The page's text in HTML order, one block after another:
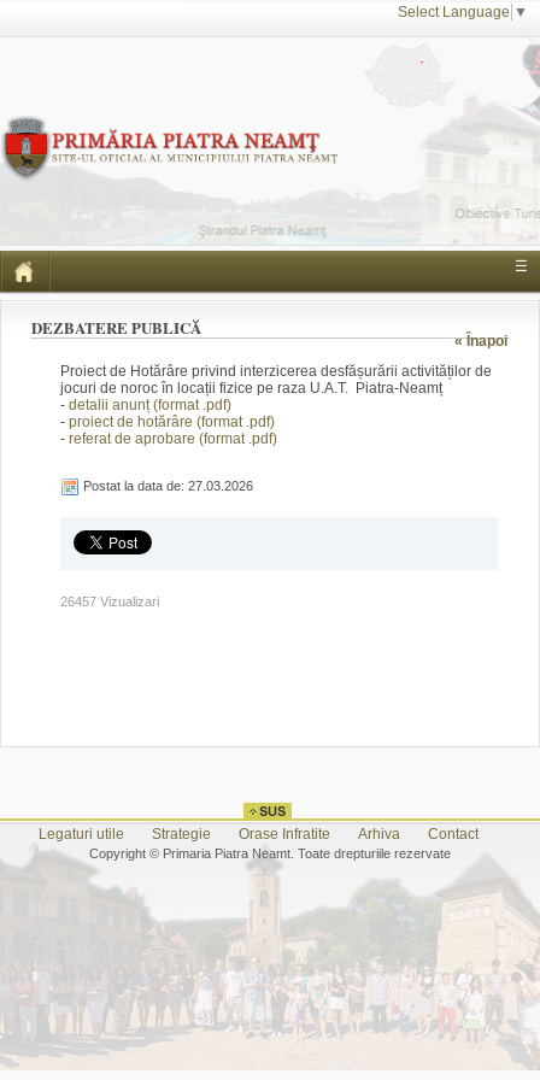
Select Language ▼
☰
« Înapoi
DEZBATERE PUBLICĂ
Proiect de Hotărâre privind interzicerea desfășurării activităților de
jocuri de noroc în locații fizice pe raza U.A.T. Piatra-Neamț
- detalii anunț (format .pdf)
- proiect de hotărâre (format .pdf)
- referat de aprobare (format .pdf)
Postat la data de: 27.03.2026
26457 Vizualizari
Legaturi utile Strategie Orase Infratite Arhiva Contact
Copyright © Primaria Piatra Neamt. Toate drepturiile rezervate